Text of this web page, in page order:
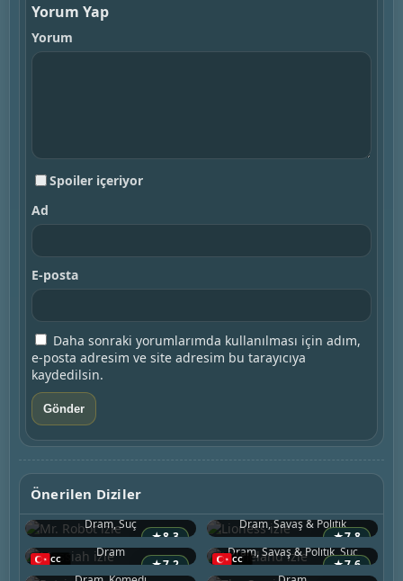
Yorum Yap
Yorum
Spoiler içeriyor
Ad
E-posta
Daha sonraki yorumlarımda kullanılması için adım,
e-posta adresim ve site adresim bu tarayıcıya
kaydedilsin.
Önerilen Diziler
★8.3
Mr. Robot
Dram, Suç
★7.8
Dram, Savaş & Politik
★7.2
Messiah
2020 • ABD
Dram
★7.6
Homeland
2011 • ABD
Dram, Savaş & Politik, Suç
Patriot
2015 • ABD
The Spy
2019 • ABD
Chuck